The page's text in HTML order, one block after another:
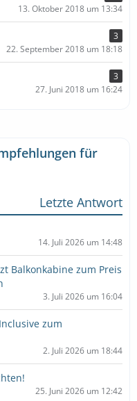
13. Oktober 2018 um 13:34
3
22. September 2018 um 18:18
3
27. Juni 2018 um 16:24
für
Letzte Antwort
14. Juli 2026 um 14:48
Balkonkabine zum Preis
3. Juli 2026 um 16:04
zum
2. Juli 2026 um 18:44
25. Juni 2026 um 12:42